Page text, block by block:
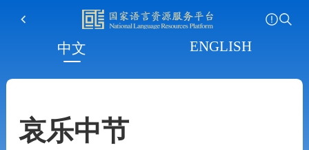
中文 ENGLISH
哀乐中节